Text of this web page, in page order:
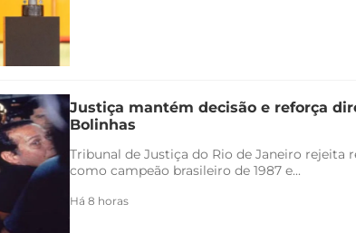
Justiça mantém decisão e reforça
Bolinhas
Tribunal de Justiça do Rio de Janeiro
como campeão brasileiro de 1987 e...
Há 8 horas